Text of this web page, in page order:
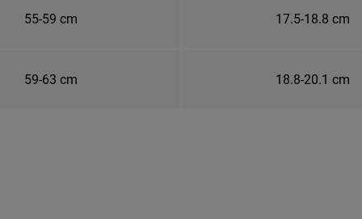
55-59 cm 17.5-18.8 cm
59-63 cm 18.8-20.1 cm